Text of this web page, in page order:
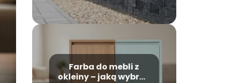
Farba do mebli z
okleiny – jaką wybrać